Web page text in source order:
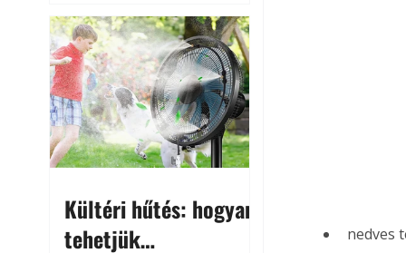
megközelítheti. Ez nemcsak a
beszállást teszi kellemetlenné,
hanem az autó állapotára és a
benne hagyott tárgyakra is
káros hatással lehet. Néhány
egyszerű óvintézkedéssel
azonban jelentősen
csökkenthetjük a hőség káros
Kültéri hűtés: hogyan
tehetjük
nedves